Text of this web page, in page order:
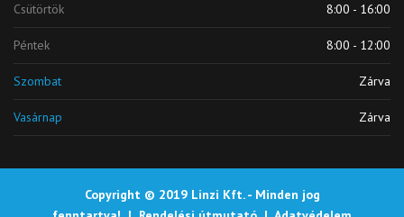
Csütörtök 8:00 - 16:00
Péntek 8:00 - 12:00
Szombat Zárva
Vasárnap Zárva
Copyright © 2019 Linzi Kft. - Minden jog